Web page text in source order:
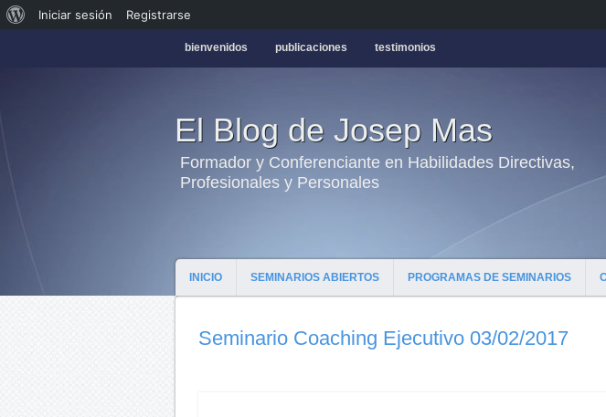
bienvenidos publicaciones testimonios
El Blog de Josep Mas
Formador y Conferenciante en Habilidades Directivas,
Profesionales y Personales
INICIO SEMINARIOS ABIERTOS PROGRAMAS DE SEMINARIOS
Seminario Coaching Ejecutivo 03/02/2017
Iniciar sesión Registrarse